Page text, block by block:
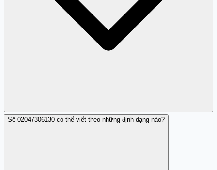
Trang Trắng đã tổng hợp đánh giá người dùng và phân
Số 02047306130 có thể viết theo những định dạng nào?